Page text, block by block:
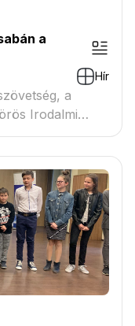
a
Hír
a
Irodalmi
Múzeum együtt
napja